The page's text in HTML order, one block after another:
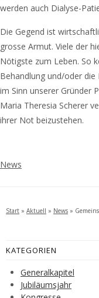
werden auch Dialyse-
Die Gegend ist
grosse Armut. Viele der
Nötigste zum Leben. So
Behandlung und/oder
im Sinn unserer Gründer
Maria Theresia Scherer
ihrer Not beizustehen.
News
Start » Aktuell » News »
KATEGORIEN
Generalkapitel
Jubiläumsjahr